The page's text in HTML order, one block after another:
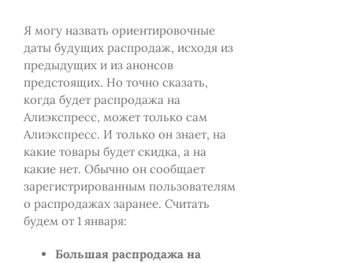
Я могу назвать ориентировочные
даты будущих распродаж, исходя из
предыдущих и из анонсов
предстоящих. Но точно сказать,
когда будет распродажа на
Алиэкспресс, может только сам
Алиэкспресс. И только он знает, на
какие товары будет скидка, а на
какие нет. Обычно он сообщает
зарегистрированным пользователям
о распродажах заранее. Считать
будем от 1 января:
Большая распродажа на